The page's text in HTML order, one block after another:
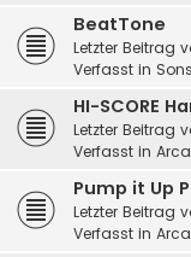
BeatTone
Letzter Beitrag
Verfasst in
HI-SCORE
Letzter Beitrag
Verfasst in
Pump it Up
Letzter Beitrag
Verfasst in